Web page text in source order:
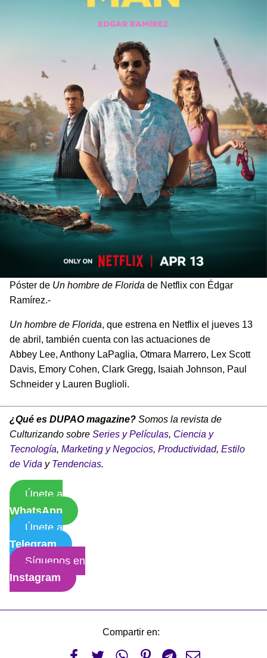
Póster de Un hombre de Florida de Netflix con Édgar
Ramírez.-
Un hombre de Florida, que estrena en Netflix el jueves 13
de abril, también cuenta con las actuaciones de
Abbey Lee, Anthony LaPaglia, Otmara Marrero, Lex Scott
Davis, Emory Cohen, Clark Gregg, Isaiah Johnson, Paul
Schneider y Lauren Buglioli.
¿Qué es DUPAO magazine? Somos la revista de
Culturizando sobre Series y Películas, Ciencia y
Tecnología, Marketing y Negocios, Productividad, Estilo
de Vida y Tendencias.
Únete a
WhatsApp
Únete a
Telegram
Síguenos en
Instagram
Compartir en: